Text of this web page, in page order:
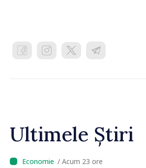
Ultimele Știri
/ Acum 23 ore